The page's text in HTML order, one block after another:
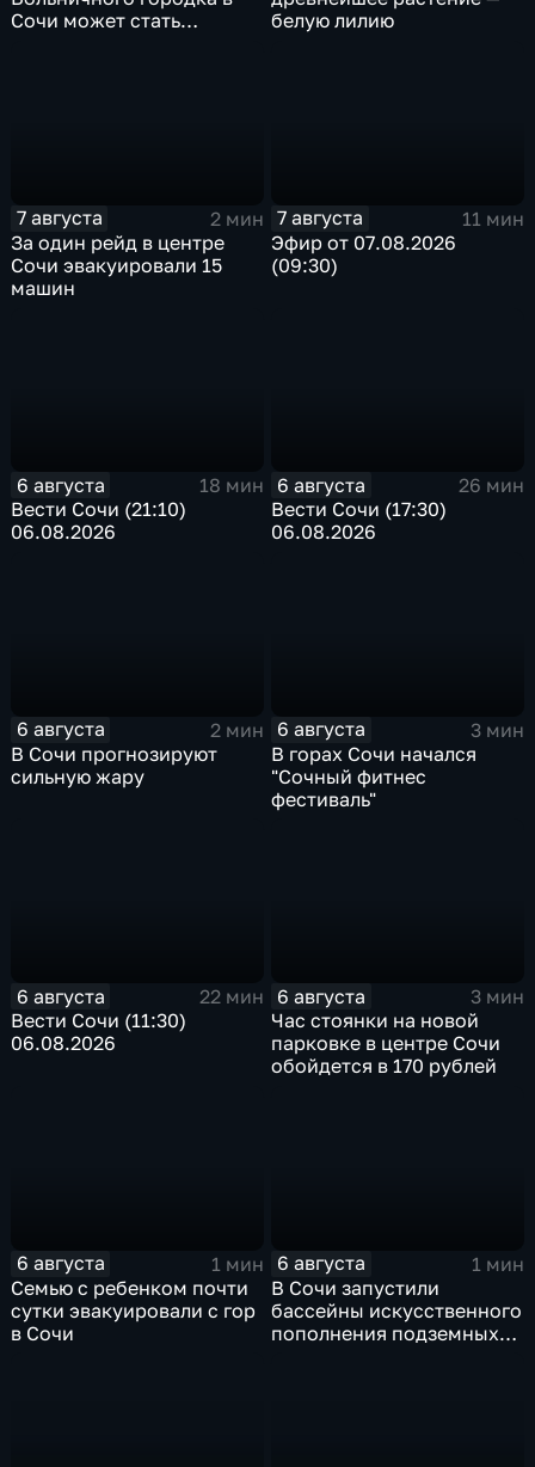
Сочи может стать
белую лилию
7 августа
2 мин
За один рейд в центре
Сочи эвакуировали 15
машин
7 августа
11 мин
Эфир от 07.08.2026
(09:30)
6 августа
18 мин
Вести Сочи (21:10)
06.08.2026
6 августа
26 мин
Вести Сочи (17:30)
06.08.2026
6 августа
2 мин
В Сочи прогнозируют
сильную жару
6 августа
3 мин
В горах Сочи начался
"Сочный фитнес
фестиваль"
6 августа
22 мин
Вести Сочи (11:30)
06.08.2026
6 августа
3 мин
Час стоянки на новой
парковке в центре Сочи
обойдется в 170 рублей
6 августа
1 мин
Семью с ребенком почти
сутки эвакуировали с гор
в Сочи
6 августа
1 мин
В Сочи запустили
бассейны искусственного
пополнения подземных